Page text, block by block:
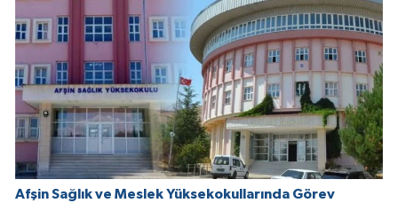
Afşin Sağlık ve Meslek Yüksekokullarında Görev